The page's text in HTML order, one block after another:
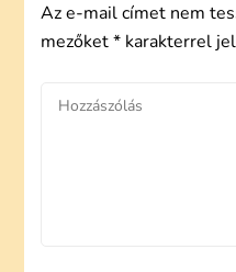
Az e-mail címet nem
mezőket* karakterrel